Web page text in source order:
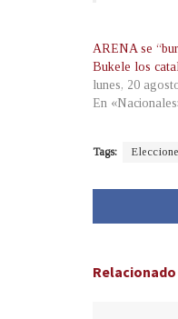
ARENA se
Bukele los
lunes, 20
En
Tags:
Relacionado